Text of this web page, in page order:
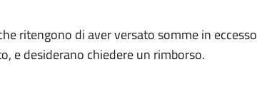
ritengono di aver versato somme in eccesso
e desiderano chiedere un rimborso.